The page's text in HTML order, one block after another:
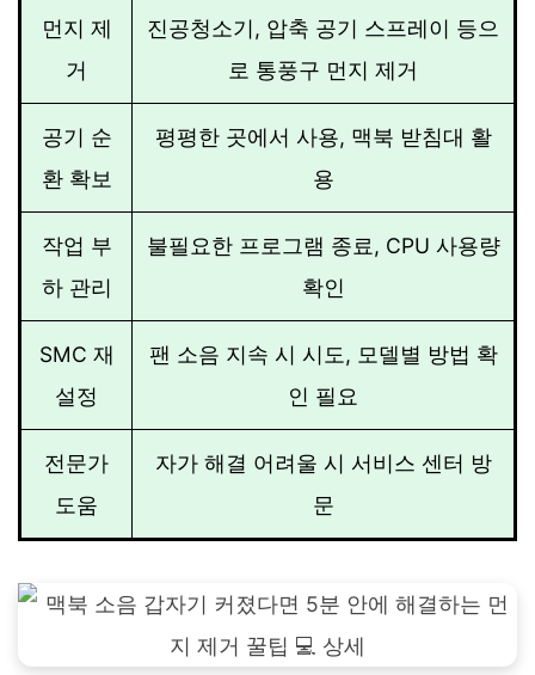
먼지 제
거
진공청소기, 압축 공기 스프레이 등으
로 통풍구 먼지 제거
공기 순
환 확보
평평한 곳에서 사용, 맥북 받침대 활
용
작업 부
하 관리
불필요한 프로그램 종료, CPU 사용량
확인
SMC 재
설정
팬 소음 지속 시 시도, 모델별 방법 확
인 필요
전문가
도움
자가 해결 어려울 시 서비스 센터 방
문